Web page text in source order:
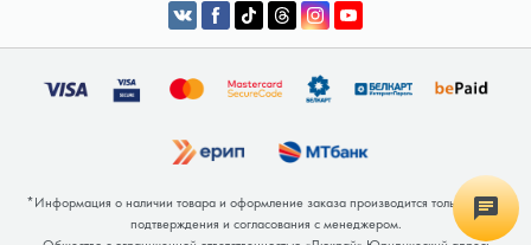
*Информация о наличии товара и оформление заказа производится только после
подтверждения и согласования с менеджером.